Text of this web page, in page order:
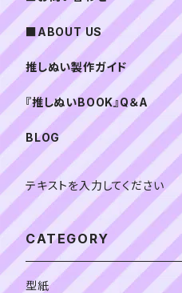
■ABOUT US
推しぬい製作ガイド
『推しぬいBOOK』Q＆A
BLOG
テキストを入力してください
CATEGORY
型紙